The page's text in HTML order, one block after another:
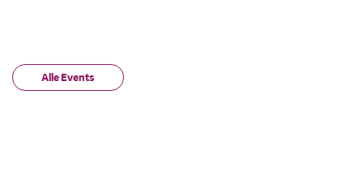
Alle Events